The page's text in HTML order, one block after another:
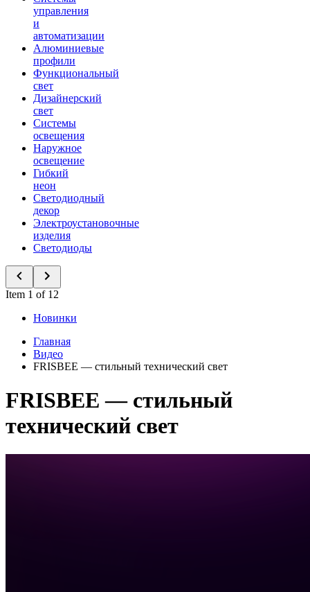
управления
и
автоматизации
Алюминиевые
профили
Функциональный
свет
Дизайнерский
свет
Системы
освещения
Наружное
освещение
Гибкий
неон
Светодиодный
декор
Электроустановочные
изделия
Светодиоды
Item 1 of 12
Новинки
Главная
Видео
FRISBEE — стильный технический свет
FRISBEE — стильный
технический свет